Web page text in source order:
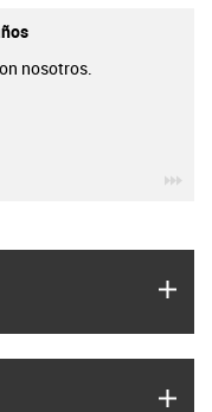
nosotros.